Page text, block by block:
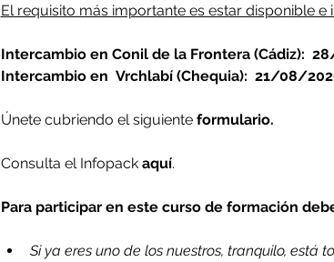
El requisito más importante es estar disponible
Intercambio en Conil de la Frontera (Cádiz):
Intercambio en Vrchlabí (Chequia): 21/08/
Únete cubriendo el siguiente formulario.
Consulta el Infopack aquí.
Para participar en este curso de formación
Si ya eres uno de los nuestros, tranquilo, está